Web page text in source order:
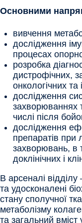
Основними
вивчення
дослідження
процесах
розробка
дистрофічних,
онкологічних
дослідження
числі після
дослідження
препаратів при
захворювань, в
доклінічних і
В арсеналі відділу
та удосконалені
стану сполучної
метаболізму
та загальний вміст